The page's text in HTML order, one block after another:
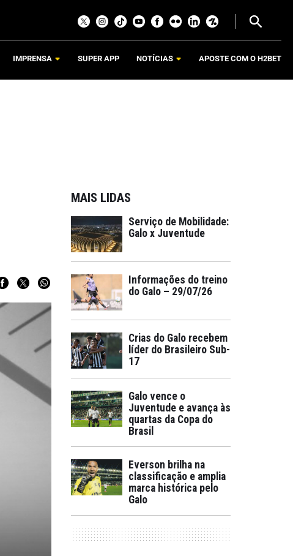
IMPRENSA SUPER APP NOTÍCIAS APOSTE COM O H2BET
MAIS LIDAS
Serviço de Mobilidade:
Galo x Juventude
Informações do treino
do Galo – 29/07/26
Crias do Galo recebem
líder do Brasileiro Sub-
17
Galo vence o
Juventude e avança às
quartas da Copa do
Brasil
Everson brilha na
classificação e amplia
marca histórica pelo
Galo